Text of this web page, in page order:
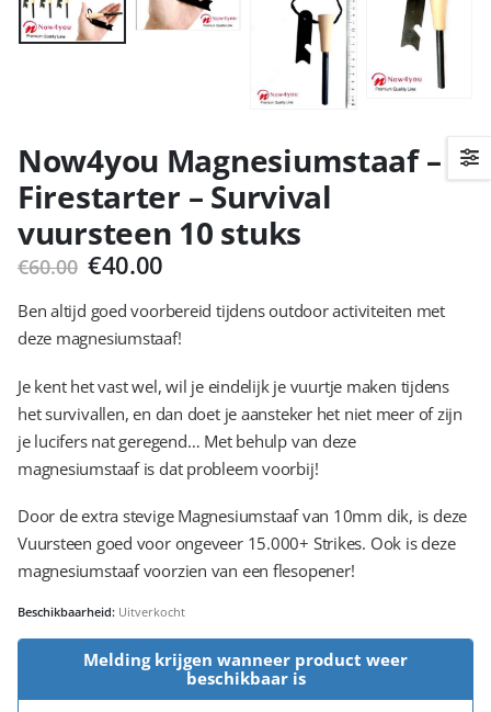
Now4you Magnesiumstaaf –
Firestarter – Survival
vuursteen 10 stuks
€60.00 Oorspronkelijke
was:
€60.00.
€40.00Huidige
is:
€40.00.
Ben altijd goed voorbereid tijdens outdoor activiteiten met
deze magnesiumstaaf!
Je kent het vast wel, wil je eindelijk je vuurtje maken tijdens
het survivallen, en dan doet je aansteker het niet meer of zijn
je lucifers nat geregend… Met behulp van deze
magnesiumstaaf is dat probleem voorbij!
Door de extra stevige Magnesiumstaaf van 10mm dik, is deze
Vuursteen goed voor ongeveer 15.000+ Strikes. Ook is deze
magnesiumstaaf voorzien van een flesopener!
Beschikbaarheid: Uitverkocht
Melding krijgen wanneer product weer
beschikbaar is